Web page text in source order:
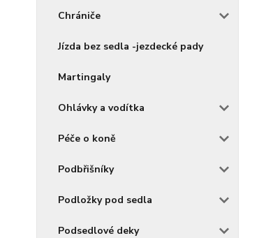
Chrániče
Jízda bez sedla -jezdecké pady
Martingaly
Ohlávky a vodítka
Péče o koně
Podbřišníky
Podložky pod sedla
Podsedlové deky